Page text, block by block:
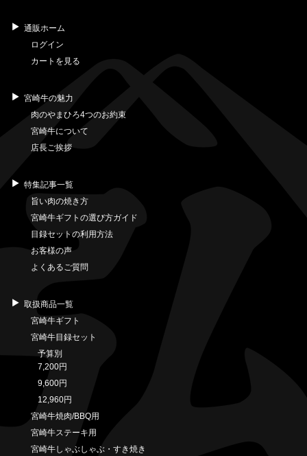
通販ホーム
ログイン
カートを見る
宮崎牛の魅力
肉のやまひろ4つのお約束
宮崎牛について
店長ご挨拶
特集記事一覧
旨い肉の焼き方
宮崎牛ギフトの選び方ガイド
目録セットの利用方法
お客様の声
よくあるご質問
取扱商品一覧
宮崎牛ギフト
宮崎牛目録セット
予算別
7,200円
9,600円
12,960円
宮崎牛焼肉/BBQ用
宮崎牛ステーキ用
宮崎牛しゃぶしゃぶ・すき焼き